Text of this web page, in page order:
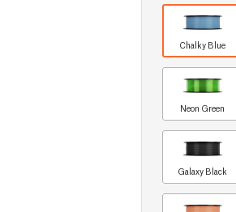
Chalky Blue
Neon Green
Galaxy Black